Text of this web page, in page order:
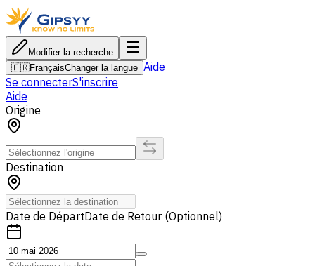
Modifier la recherche
🇫🇷FrançaisChanger la langue Aide
Se connecterS'inscrire
Aide
Origine
Destination
Date de DépartDate de Retour (Optionnel)